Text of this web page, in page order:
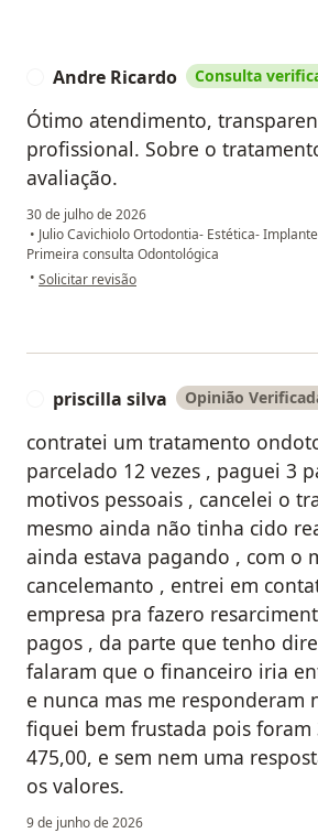
Andre Ricardo Consulta
Ótimo atendimento,
profissional. Sobre o
avaliação.
30 de julho de 2026
• Julio Cavichiolo Ortodontia- Estética-
Primeira consulta Odontológica
• na opinião do utilizador Andre Ricardo
Solicitar revisão
priscilla silva Opinião
contratei um tratamento
parcelado 12 vezes , paguei 3
motivos pessoais , cancelei o
mesmo ainda não tinha cido
ainda estava pagando , com o
cancelemanto , entrei em
empresa pra fazero
pagos , da parte que tenho
falaram que o financeiro iria
e nunca mas me responderam
fiquei bem frustada pois foram
475,00, e sem nem uma
os valores.
9 de junho de 2026